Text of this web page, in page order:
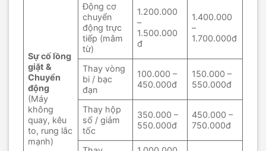
Sự cố lồng
giặt &
Chuyển
động
(Máy
không
quay, kêu
to, rung lắc
mạnh)
Động cơ
chuyển
động trực
tiếp (mâm
từ)
1.200.000
–
1.500.000
đ
1.400.000
–
1.700.000đ
Thay vòng
bi / bạc
đạn
100.000 –
450.000đ
150.000 –
550.000đ
Thay hộp
số / giảm
tốc
350.000 –
550.000đ
450.000 –
750.000đ